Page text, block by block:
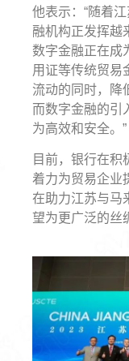
他表示：“随着
融机构正发挥越
数字金融正在成
用证等传统贸易
流动的同时，降
而数字金融的引
为高效和安全。”
目前，银行在积
着力为贸易企业
在助力江苏与马
望为更广泛的丝